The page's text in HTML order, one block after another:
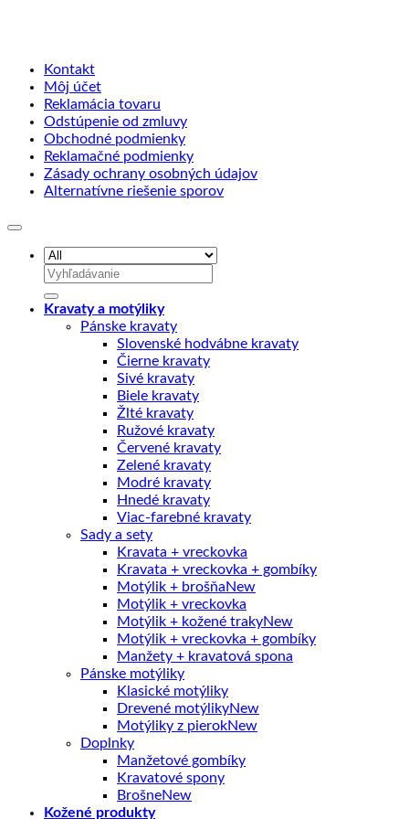
Kontakt
Môj účet
Reklamácia tovaru
Odstúpenie od zmluvy
Obchodné podmienky
Reklamačné podmienky
Zásady ochrany osobných údajov
Alternatívne riešenie sporov
Hľadať:
Kravaty a motýliky
Pánske kravaty
Slovenské hodvábne kravaty
Čierne kravaty
Sivé kravaty
Biele kravaty
Žlté kravaty
Ružové kravaty
Červené kravaty
Zelené kravaty
Modré kravaty
Hnedé kravaty
Viac-farebné kravaty
Sady a sety
Kravata + vreckovka
Kravata + vreckovka + gombíky
Motýlik + brošňa
Motýlik + vreckovka
Motýlik + kožené traky
Motýlik + vreckovka + gombíky
Manžety + kravatová spona
Pánske motýliky
Klasické motýliky
Drevené motýliky
Motýliky z pierok
Doplnky
Manžetové gombíky
Kravatové spony
Brošne
Kožené produkty